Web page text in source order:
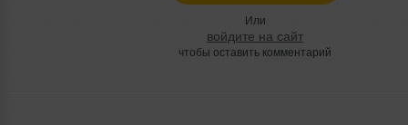
Или
войдите на сайт
чтобы оставить комментарий